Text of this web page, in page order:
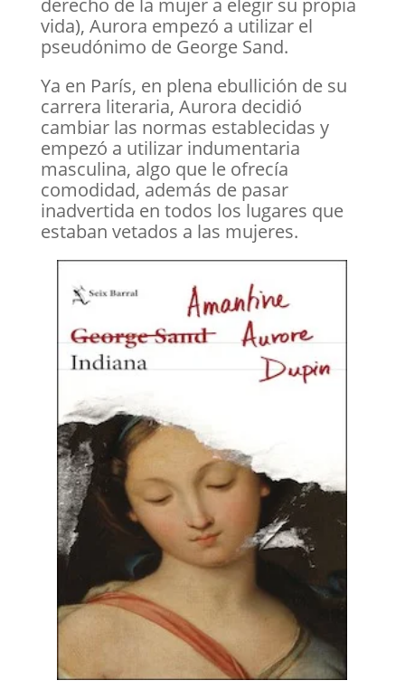
derecho de la mujer a elegir su propia
vida), Aurora empezó a utilizar el
pseudónimo de George Sand.
Ya en París, en plena ebullición de su
carrera literaria, Aurora decidió
cambiar las normas establecidas y
empezó a utilizar indumentaria
masculina, algo que le ofrecía
comodidad, además de pasar
inadvertida en todos los lugares que
estaban vetados a las mujeres.